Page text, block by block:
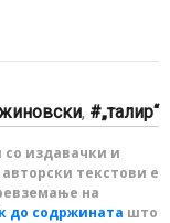
, „талир“
издавачки и
текстови е
на
до содржината што